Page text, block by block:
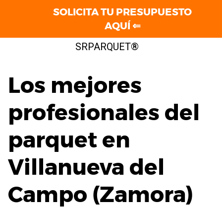
SRPARQUET®
Los mejores
profesionales del
parquet en
Villanueva del
Campo (Zamora)
SOLICITA TU PRESUPUESTO
AQUÍ ⇐